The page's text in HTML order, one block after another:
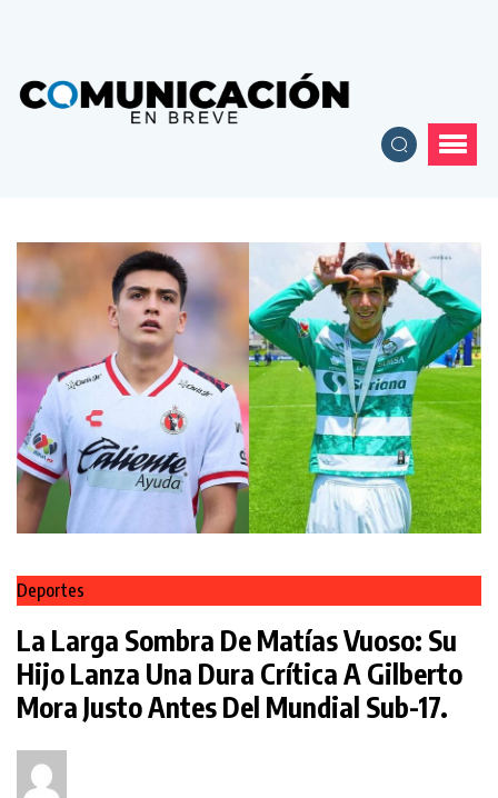
Deportes
La Larga Sombra De Matías Vuoso: Su
Hijo Lanza Una Dura Crítica A Gilberto
Mora Justo Antes Del Mundial Sub-17.